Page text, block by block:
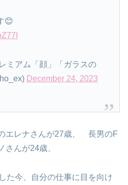
😊
ミアム「顔」「ガラスの
December 24, 2023
エレナさんが27歳、 長男のF
さんが24歳、
た今、自分の仕事に目を向け